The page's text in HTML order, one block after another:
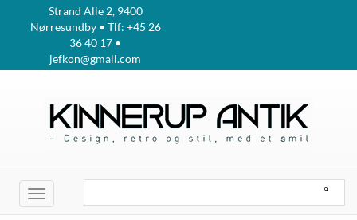
Strand Alle 2, 9400
Nørresundby • Tlf: +45 26
36 40 17 •
jefkon@gmail.com
Toggle
navigation